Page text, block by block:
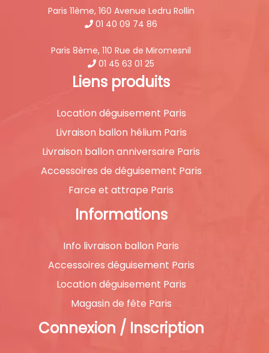
Paris 11ème, 160 Avenue Ledru Rollin
01 40 09 74 86
Paris 8ème, 110 Rue de Miromesnil
01 45 63 01 25
Liens produits
Location déguisement Paris
Livraison ballon hélium Paris
Livraison ballon anniversaire Paris
Accessoires de déguisement Paris
Farce et attrape Paris
Informations
Info livraison ballon Paris
Accessoires déguisement Paris
Location déguisement Paris
Magasin de fête Paris
Connexion / Inscription